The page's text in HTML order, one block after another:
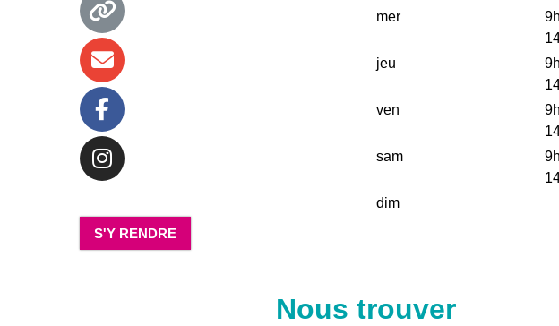
S'Y RENDRE
mer
jeu
ven
sam
dim
Nous trouver